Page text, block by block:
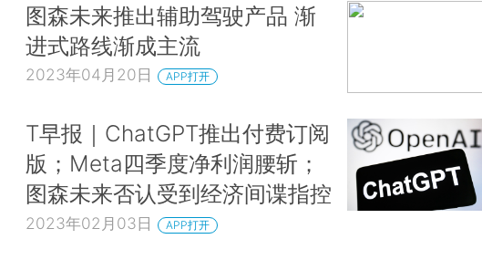
图森未来推出辅助驾驶产品 渐
进式路线渐成主流
2023年04月20日 APP打开
T早报｜ChatGPT推出付费订阅
版；Meta四季度净利润腰斩；
图森未来否认受到经济间谍指控
2023年02月03日 APP打开